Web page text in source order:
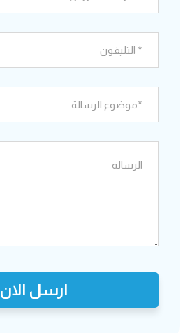
ارسل الان